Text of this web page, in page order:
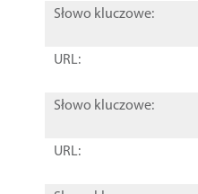
Słowo kluczowe:
URL:
Słowo kluczowe:
URL: